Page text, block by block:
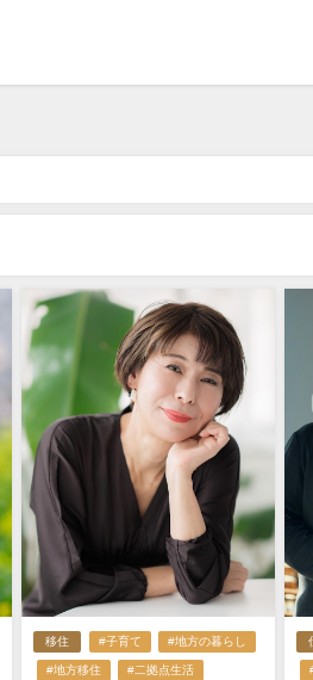
移住 #子育て #地方の暮らし
#地方移住 #二拠点生活